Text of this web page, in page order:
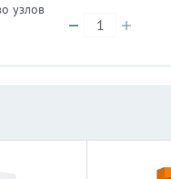
узлов